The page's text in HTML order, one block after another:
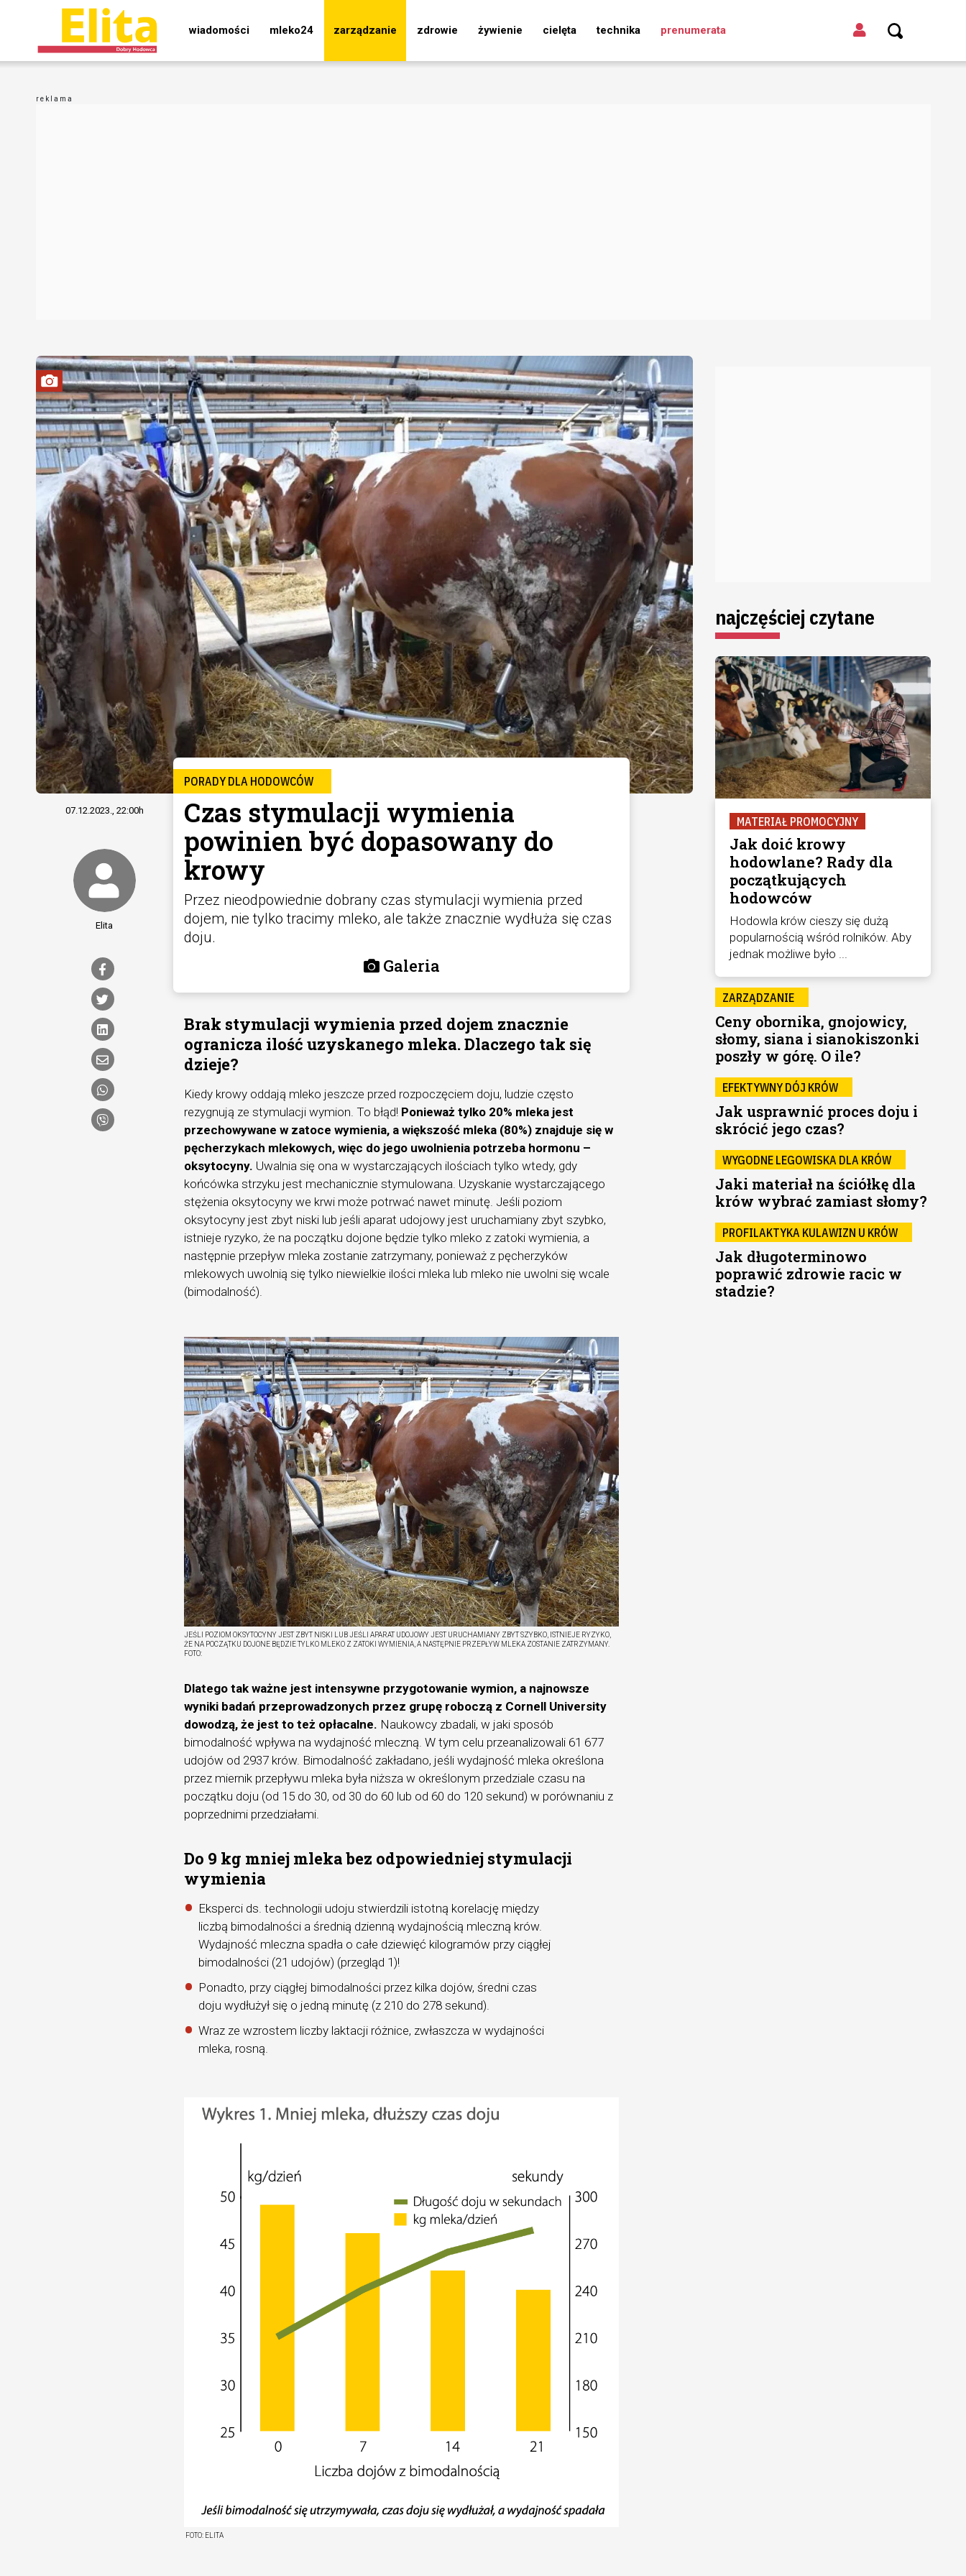
wiadomości mleko24 zarządzanie zdrowie żywienie cielęta technika prenumerata
PORADY DLA HODOWCÓW
Czas stymulacji wymienia
powinien być dopasowany do
krowy
Przez nieodpowiednie dobrany czas stymulacji wymienia przed
dojem, nie tylko tracimy mleko, ale także znacznie wydłuża się czas
doju.
Galeria
07.12.2023., 22:00h
Elita
Brak stymulacji wymienia przed dojem znacznie
ogranicza ilość uzyskanego mleka. Dlaczego tak się
dzieje?
Kiedy krowy oddają mleko jeszcze przed rozpoczęciem doju, ludzie często
rezygnują ze stymulacji wymion. To błąd! Ponieważ tylko 20% mleka jest
przechowywane w zatoce wymienia, a większość mleka (80%) znajduje się w
pęcherzykach mlekowych, więc do jego uwolnienia potrzeba hormonu –
oksytocyny. Uwalnia się ona w wystarczających ilościach tylko wtedy, gdy
końcówka strzyku jest mechanicznie stymulowana. Uzyskanie wystarczającego
stężenia oksytocyny we krwi może potrwać nawet minutę. Jeśli poziom
oksytocyny jest zbyt niski lub jeśli aparat udojowy jest uruchamiany zbyt szybko,
istnieje ryzyko, że na początku dojone będzie tylko mleko z zatoki wymienia, a
następnie przepływ mleka zostanie zatrzymany, ponieważ z pęcherzyków
mlekowych uwolnią się tylko niewielkie ilości mleka lub mleko nie uwolni się wcale
(bimodalność).
JEŚLI POZIOM OKSYTOCYNY JEST ZBYT NISKI LUB JEŚLI APARAT UDOJOWY JEST URUCHAMIANY ZBYT SZYBKO, ISTNIEJE RYZYKO,
ŻE NA POCZĄTKU DOJONE BĘDZIE TYLKO MLEKO Z ZATOKI WYMIENIA, A NASTĘPNIE PRZEPŁYW MLEKA ZOSTANIE ZATRZYMANY.
FOTO:
Dlatego tak ważne jest intensywne przygotowanie wymion, a najnowsze
wyniki badań przeprowadzonych przez grupę roboczą z Cornell University
dowodzą, że jest to też opłacalne. Naukowcy zbadali, w jaki sposób
bimodalność wpływa na wydajność mleczną. W tym celu przeanalizowali 61 677
udojów od 2937 krów. Bimodalność zakładano, jeśli wydajność mleka określona
przez miernik przepływu mleka była niższa w określonym przedziale czasu na
początku doju (od 15 do 30, od 30 do 60 lub od 60 do 120 sekund) w porównaniu z
poprzednimi przedziałami.
Do 9 kg mniej mleka bez odpowiedniej stymulacji
wymienia
Eksperci ds. technologii udoju stwierdzili istotną korelację między
liczbą bimodalności a średnią dzienną wydajnością mleczną krów.
Wydajność mleczna spadła o całe dziewięć kilogramów przy ciągłej
bimodalności (21 udojów) (przegląd 1)!
Ponadto, przy ciągłej bimodalności przez kilka dojów, średni czas
doju wydłużył się o jedną minutę (z 210 do 278 sekund).
Wraz ze wzrostem liczby laktacji różnice, zwłaszcza w wydajności
mleka, rosną.
FOTO: ELITA
najczęściej czytane
MATERIAŁ PROMOCYJNY
Jak doić krowy
hodowlane? Rady dla
początkujących
hodowców
Hodowla krów cieszy się dużą
popularnością wśród rolników. Aby
jednak możliwe było ...
ZARZĄDZANIE
Ceny obornika, gnojowicy,
słomy, siana i sianokiszonki
poszły w górę. O ile?
EFEKTYWNY DÓJ KRÓW
Jak usprawnić proces doju i
skrócić jego czas?
WYGODNE LEGOWISKA DLA KRÓW
Jaki materiał na ściółkę dla
krów wybrać zamiast słomy?
PROFILAKTYKA KULAWIZN U KRÓW
Jak długoterminowo
poprawić zdrowie racic w
stadzie?